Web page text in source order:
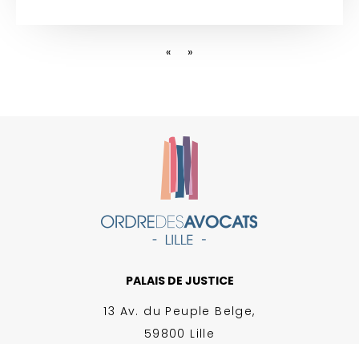
« »
PALAIS DE JUSTICE
13 Av. du Peuple Belge,
59800 Lille